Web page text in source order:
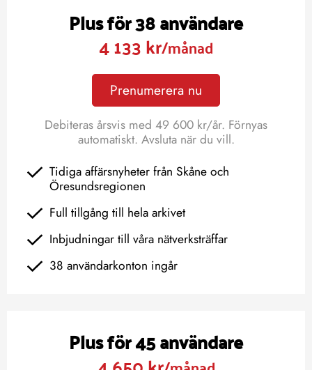
Plus för 38 användare
4 133 kr/månad
Prenumerera nu
Debiteras årsvis med 49 600 kr/år. Förnyas
automatiskt. Avsluta när du vill.
Tidiga affärsnyheter från Skåne och
Öresundsregionen
Full tillgång till hela arkivet
Inbjudningar till våra nätverksträffar
38 användarkonton ingår
Plus för 45 användare